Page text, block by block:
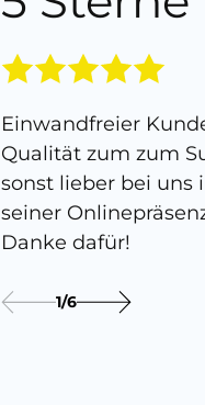
Einwandfreier
Qualität zum zum
sonst lieber bei
seiner
Danke dafür!
1/6